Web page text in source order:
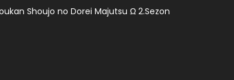
Shoujo no Dorei Majutsu Ω 2.Sezon